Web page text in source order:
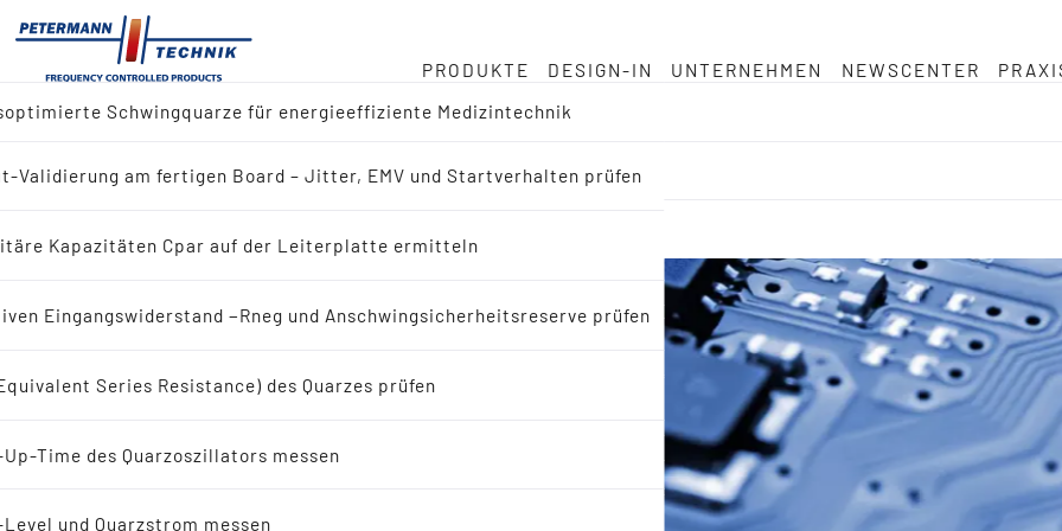
PRODUKTE DESIGN-IN UNTERNEHMEN NEWSCENTER
Schwingquarze für energieeffiziente Medizintechnik
Validierung am fertigen Board – Jitter, EMV und Startverhalten prüfen
Kapazitäten Cpar auf der Leiterplatte ermitteln
Eingangswiderstand −Rneg und Anschwingsicherheitsreserve prüfen
Series Resistance) des Quarzes prüfen
Time des Quarzoszillators messen
und Quarzstrom messen